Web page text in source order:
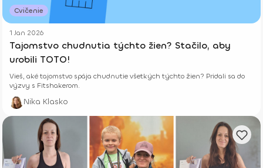
Cvičenie
1 Jan 2026
Tajomstvo chudnutia týchto žien? Stačilo, aby
urobili TOTO!
Vieš, aké tajomstvo spája chudnutie všetkých týchto žien? Pridali sa do
výzvy s Fitshakerom.
Nika Klasko